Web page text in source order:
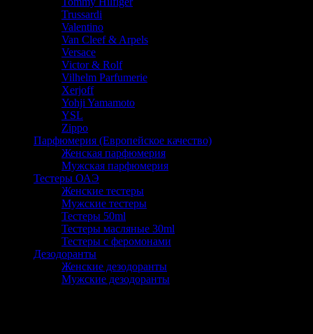
Trussardi
Valentino
Van Cleef & Arpels
Versace
Victor & Rolf
Vilhelm Parfumerie
Xerjoff
Yohji Yamamoto
YSL
Zippo
Парфюмерия (Европейское качество)
Женская парфюмерия
Мужская парфюмерия
Тестеры ОАЭ
Женские тестеры
Мужские тестеры
Тестеры 50ml
Тестеры масляные 30ml
Тестеры с феромонами
Дезодоранты
Женские дезодоранты
Мужские дезодоранты